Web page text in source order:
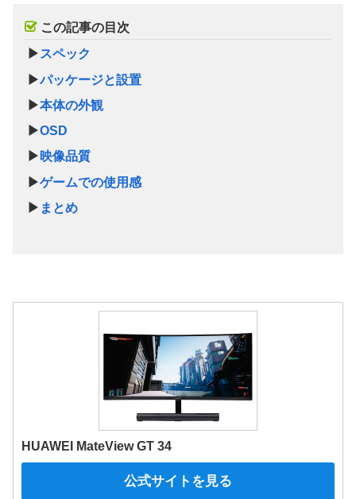
この記事の目次
▶ スペック
▶パッケージと設置
▶本体の外観
▶OSD
▶映像品質
▶ゲームでの使用感
▶ まとめ
HUAWEI MateView GT 34
公式サイトを見る